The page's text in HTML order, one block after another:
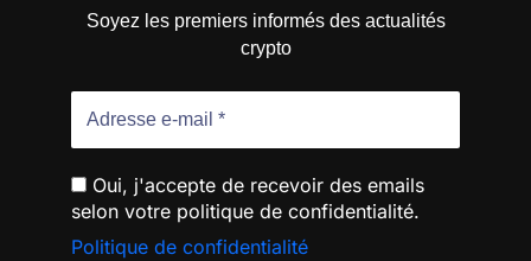
Soyez les premiers informés des actualités
crypto
Oui, j'accepte de recevoir des emails
selon votre politique de confidentialité.
Politique de confidentialité